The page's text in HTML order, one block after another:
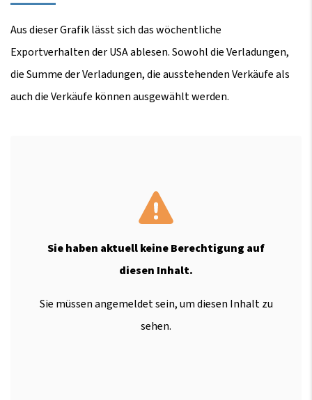
Aus dieser Grafik lässt sich das wöchentliche
Exportverhalten der USA ablesen. Sowohl die Verladungen,
die Summe der Verladungen, die ausstehenden Verkäufe als
auch die Verkäufe können ausgewählt werden.
Sie haben aktuell keine Berechtigung auf
diesen Inhalt.
Sie müssen angemeldet sein, um diesen Inhalt zu
sehen.